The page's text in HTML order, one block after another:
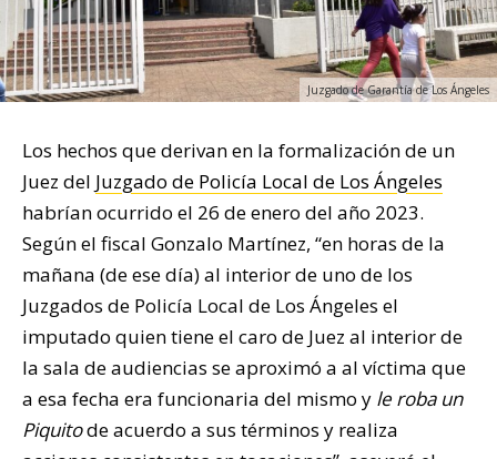
Juzgado de Garantía de Los Ángeles
Los hechos que derivan en la formalización de un
Juez del Juzgado de Policía Local de Los Ángeles
habrían ocurrido el 26 de enero del año 2023.
Según el fiscal Gonzalo Martínez, “en horas de la
mañana (de ese día) al interior de uno de los
Juzgados de Policía Local de Los Ángeles el
imputado quien tiene el caro de Juez al interior de
la sala de audiencias se aproximó a al víctima que
a esa fecha era funcionaria del mismo y le roba un
Piquitode acuerdo a sus términos y realiza